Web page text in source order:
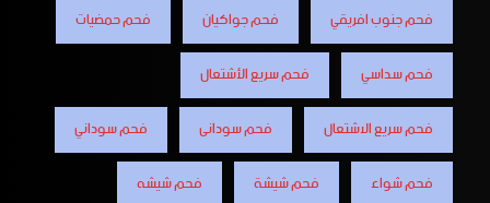
فحم جنوب افريقي
فحم جواكيان
فحم حمضيات
فحم سداسي
فحم سريع الأشتعال
فحم سريع الاشتعال
فحم سودانى
فحم سوداني
فحم شواء
فحم شيشة
فحم شيشه